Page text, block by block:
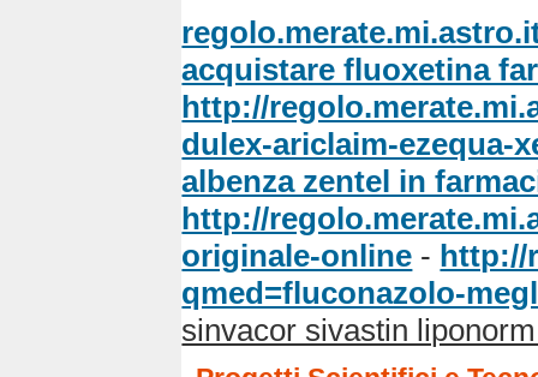
acquistare fluoxetina
http://
dulex-ariclaim-ezequa-
albenza zentel in
http://
originale-online - http://
qmed=fluconazolo-
sinvacor sivastin